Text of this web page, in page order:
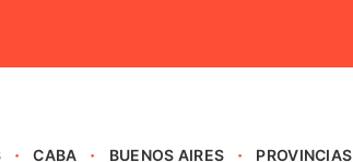
CABA BUENOS AIRES PROVINCIAS